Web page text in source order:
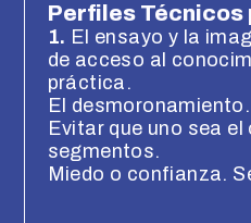
Perfiles Técnicos
1. El ensayo y la
de acceso al
práctica.
El
Evitar que uno sea
segmentos.
Miedo o confianza.